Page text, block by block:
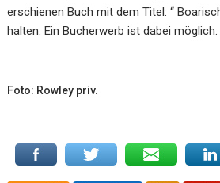
erschienen Buch mit dem Titel: “
halten. Ein Bucherwerb ist dabei möglich.
Foto: Rowley priv.